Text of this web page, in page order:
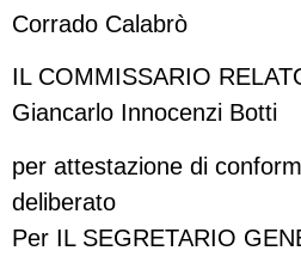
Corrado Calabrò
IL COMMISSARIO
Giancarlo Innocenzi Botti
per attestazione di
deliberato
Per IL SEGRETARIO